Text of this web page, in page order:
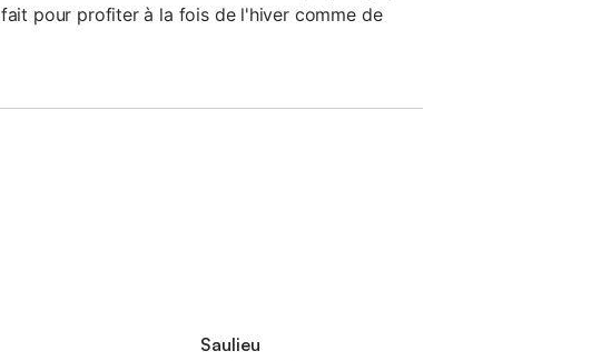
pour profiter à la fois de l'hiver comme de
Saulieu